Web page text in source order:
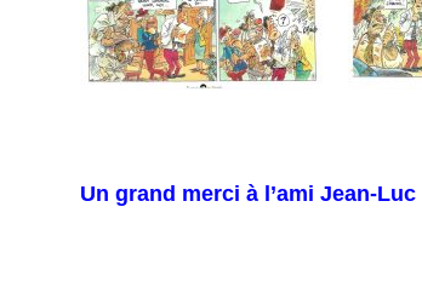
Un grand merci à l’ami Jean-